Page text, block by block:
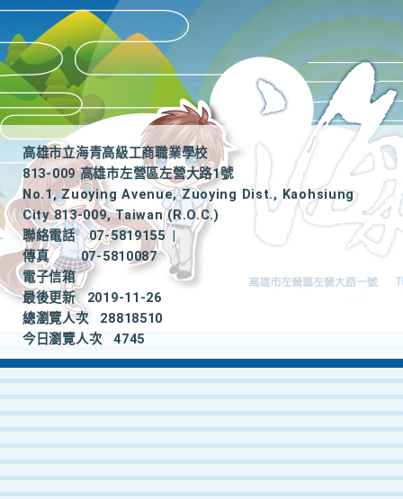
高雄市立海青高級工商職業學校
813-009 高雄市左營區左營大路1號
No.1, Zuoying Avenue, Zuoying Dist., Kaohsiung
City 813-009, Taiwan (R.O.C.)
聯絡電話
07-5819155
|
傳真
07-5810087
電子信箱
最後更新
2019-11-26
總瀏覽人次
28818510
今日瀏覽人次
4745